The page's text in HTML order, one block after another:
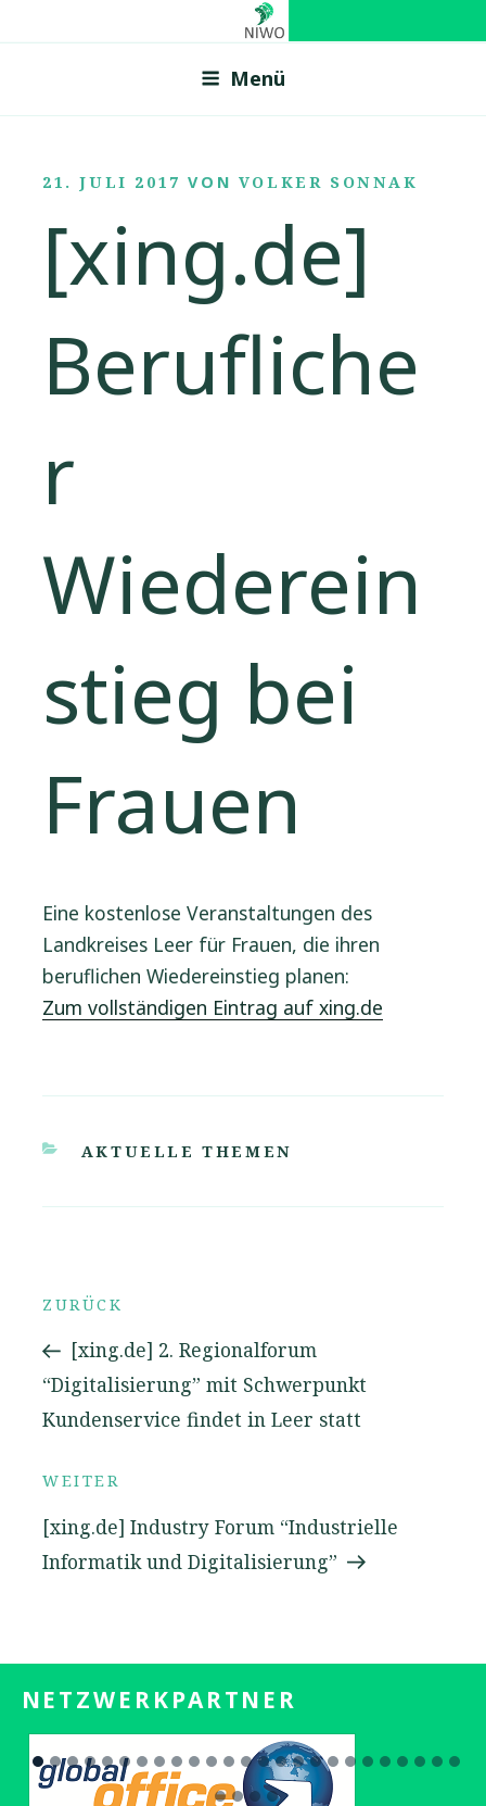
InhaltNIWO
Netzwerk f�r innovative Wirtschaftsentwicklung in
Menü
VERÖFFENTLICHT
21. JULI 2017 VON VOLKER SONNAK
[xing.de]
Berufliche
r
Wiederein
stieg bei
Frauen
Eine kostenlose Veranstaltungen des
Landkreises Leer für Frauen, die ihren
beruflichen Wiedereinstieg planen:
Zum vollständigen Eintrag auf xing.de
KATEGORIEN
AKTUELLE THEMEN
Beitrags-
Navigation
Vorheriger
Beitrag
ZURÜCK
[xing.de] 2. Regionalforum
“Digitalisierung” mit Schwerpunkt
Kundenservice findet in Leer statt
Nächster
Beitrag
WEITER
[xing.de] Industry Forum “Industrielle
Informatik und Digitalisierung”
NETZWERKPARTNER